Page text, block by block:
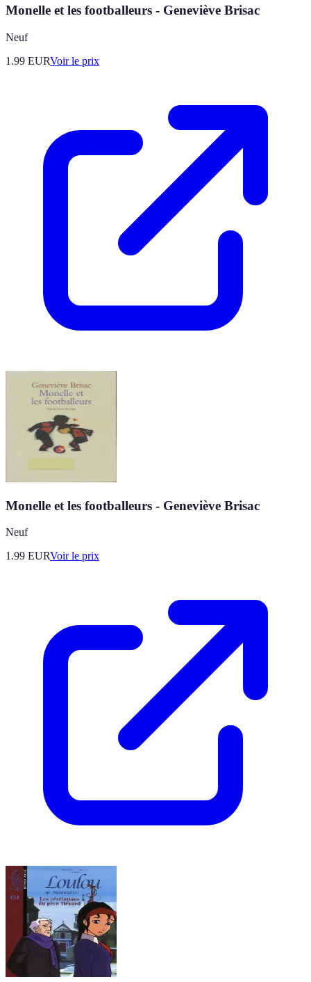
Monelle et les footballeurs - Geneviève Brisac
Neuf
1.99 EURVoir le prix
Monelle et les footballeurs - Geneviève Brisac
Neuf
1.99 EURVoir le prix